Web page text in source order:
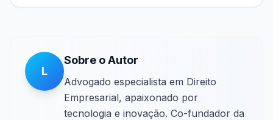
L
Sobre o Autor
Advogado especialista em Direito
Empresarial, apaixonado por
tecnologia e inovação. Co-fundador da